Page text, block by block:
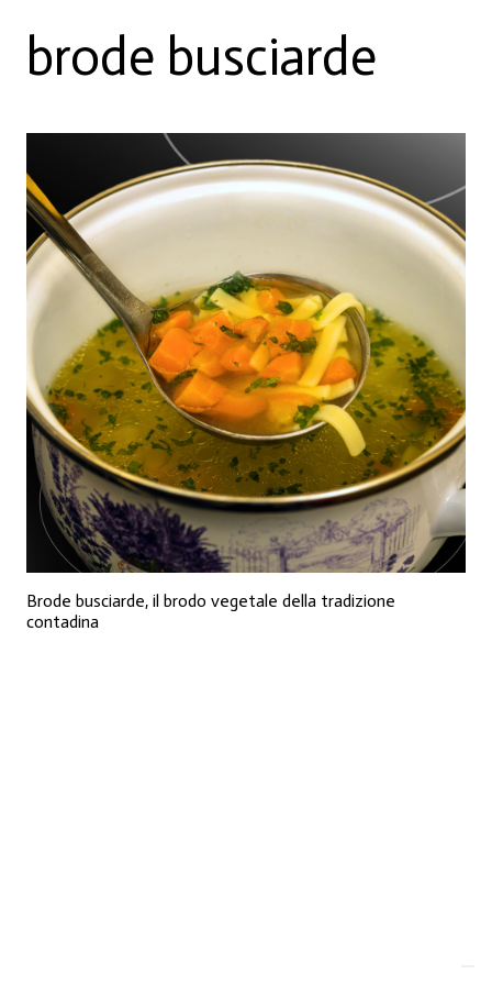
brode busciarde
Brode busciarde, il brodo vegetale della tradizione
contadina